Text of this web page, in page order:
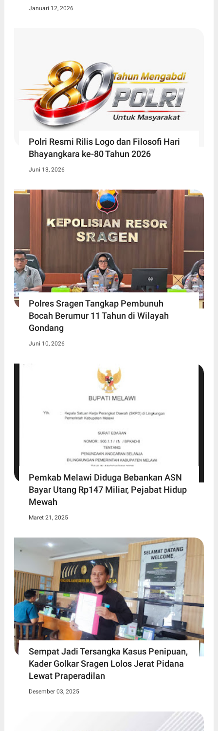
Januari 12, 2026
Polri Resmi Rilis Logo dan Filosofi Hari
Bhayangkara ke-80 Tahun 2026
Juni 13, 2026
Polres Sragen Tangkap Pembunuh
Bocah Berumur 11 Tahun di Wilayah
Gondang
Juni 10, 2026
Pemkab Melawi Diduga Bebankan ASN
Bayar Utang Rp147 Miliar, Pejabat Hidup
Mewah
Maret 21, 2025
Sempat Jadi Tersangka Kasus Penipuan,
Kader Golkar Sragen Lolos Jerat Pidana
Lewat Praperadilan
Desember 03, 2025